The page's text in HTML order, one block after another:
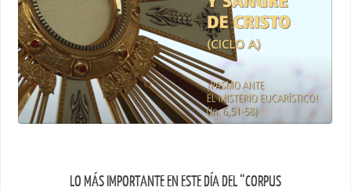
LO MÁS IMPORTANTE EN ESTE DÍA DEL “CORPUS